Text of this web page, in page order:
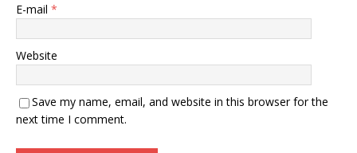
E-mail *
Website
Save my name, email, and website in this browser for the
next time I comment.